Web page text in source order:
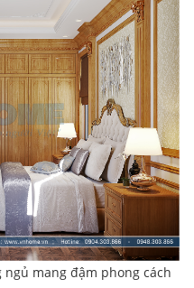
mang đậm phong cách